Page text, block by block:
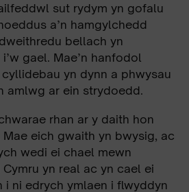
sut rydym yn gofalu
a’n hamgylchedd
bellach yn
gael. Mae’n hanfodol
yn dynn a phwysau
amlwg ar ein strydoedd.
rhan ar y daith hon
eich gwaith yn bwysig, ac
wedi ei chael mewn
yn real ac yn cael ei
i ni edrych ymlaen i flwyddyn